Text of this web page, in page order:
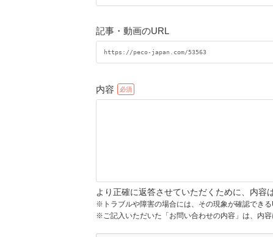
記事・動画のURL
内容
より正確に返答させていただくために、内容
※トラブルや障害の場合には、その現象が確認できる
※ご記入いただいた「お問い合わせの内容」は、内